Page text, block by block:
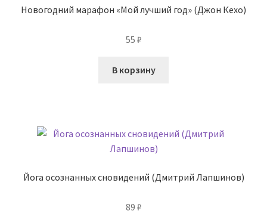
Новогодний марафон «Мой лучший год» (Джон Кехо)
55 ₽
В корзину
Йога осознанных сновидений (Дмитрий Лапшинов)
89 ₽